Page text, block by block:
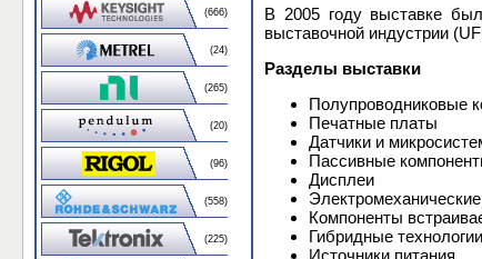
(666)
(24)
(265)
(20)
(96)
(558)
(225)
В 2005 году выставке
выставочной индустрии
Разделы выставки
Полупроводниковые
Печатные платы
Датчики и
Пассивные
Дисплеи
Компоненты
Гибридные технологии
Источники питания